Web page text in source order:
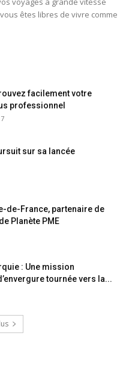
êtes libres de vivre comme
facilement votre
professionnel
sur sa lancée
de-France, partenaire de
Planète PME
: Une mission
tournée vers la...